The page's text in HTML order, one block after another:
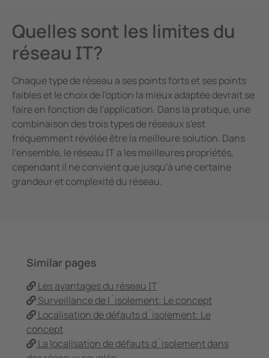
Quelles sont les limites du
réseau IT?
Chaque type de réseau a ses points forts et ses points
faibles et le choix de l'option la mieux adaptée devrait se
faire en fonction de l'application. Dans la pratique, une
combinaison des trois types de réseaux s'est
fréquemment révélée être la meilleure solution. Dans
l'ensemble, le réseau IT a les meilleures propriétés,
cependant il ne convient que jusqu'à une certaine
grandeur et complexité du réseau.
Similar pages
Les avantages du réseau IT
Surveillance de l´isolement: Le concept
Localisation de défauts d´isolement: Le
concept
La localisation de défauts d´isolement dans